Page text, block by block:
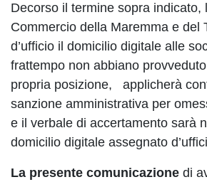
Decorso il termine sopra indicato,
Commercio della Maremma e del
d’ufficio il domicilio digitale alle
frattempo non abbiano
propria posizione, applicherà
sanzione amministrativa per
e il verbale di accertamento sarà
domicilio digitale assegnato
La presente comunicazione di